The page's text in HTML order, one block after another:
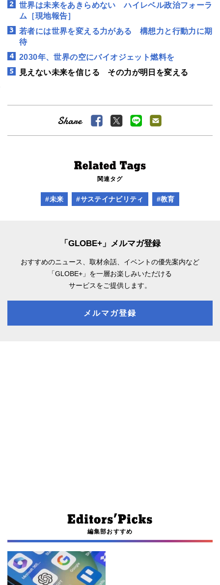
世界は未来をあきらめない ハイレベル政治フォーラ
ム［現地報告］
若者には世界を変える力がある 構想力と行動力に期
待
2030年、世界の空にバイオジェット燃料を
見えない未来を信じる その力が明日を変える
関連タグ
#未来 #サステイナビリティ #教育
「GLOBE+」メルマガ登録
おすすめのニュース、取材余話、 イベントの優先案内など
「GLOBE+」を一層お楽しみいただける
サービスをご提供します。
メルマガ登録
編集部おすすめ